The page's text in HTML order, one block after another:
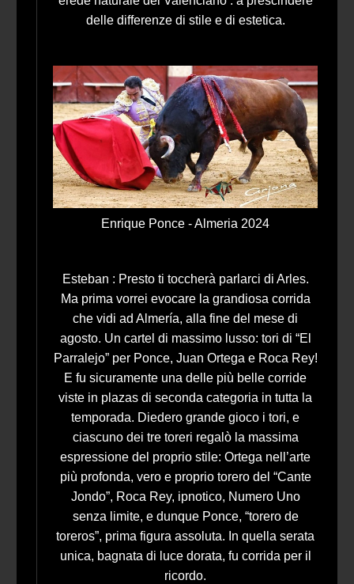
delle differenze di stile e di estetica.
Enrique Ponce - Almeria 2024
Esteban : Presto ti toccherà parlarci di Arles.
Ma prima vorrei evocare la grandiosa corrida
che vidi ad Almería, alla fine del mese di
agosto. Un cartel di massimo lusso: tori di “El
Parralejo” per Ponce, Juan Ortega e Roca Rey!
E fu sicuramente una delle più belle corride
viste in plazas di seconda categoria in tutta la
temporada. Diedero grande gioco i tori, e
ciascuno dei tre toreri regalò la massima
espressione del proprio stile: Ortega nell’arte
più profonda, vero e proprio torero del “Cante
Jondo”, Roca Rey, ipnotico, Numero Uno
senza limite, e dunque Ponce, “torero de
toreros”, prima figura assoluta. In quella serata
unica, bagnata di luce dorata, fu corrida per il
ricordo.